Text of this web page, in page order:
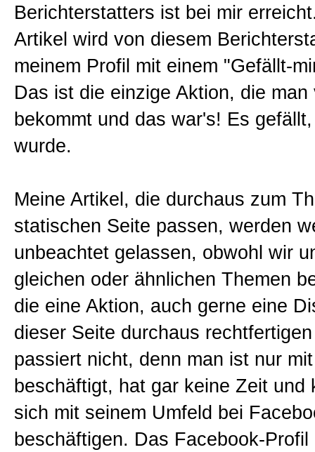
Berichterstatters ist bei mir
Artikel wird von diesem
meinem Profil mit einem "Gefällt-
Das ist die einzige Aktion, die man
bekommt und das war's! Es
wurde.
Meine Artikel, die durchaus zum
statischen Seite passen, werden
unbeachtet gelassen, obwohl wir
gleichen oder ähnlichen Themen
die eine Aktion, auch gerne eine
dieser Seite durchaus
passiert nicht, denn man ist nur
beschäftigt, hat gar keine Zeit und
sich mit seinem Umfeld bei
beschäftigen. Das Facebook-